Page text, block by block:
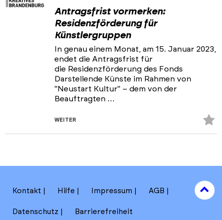
Antragsfrist vormerken:
Residenzförderung für
Künstlergruppen
In genau einem Monat, am 15. Januar 2023,
endet die Antragsfrist für
die Residenzförderung des Fonds
Darstellende Künste im Rahmen von
"Neustart Kultur" – dem von der
Beauftragten …
WEITER
Kontakt Hilfe Impressum AGB
Datenschutz Barrierefreiheit
to
top